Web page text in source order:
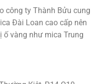
công ty Thành Bửu cung
Đài Loan cao cấp nên
ố vàng như mica Trung